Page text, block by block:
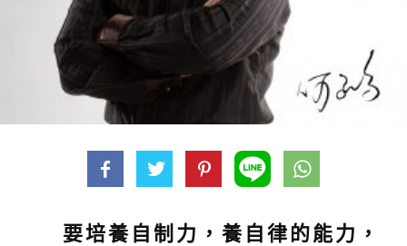
要培養自制力，養自律的能力，